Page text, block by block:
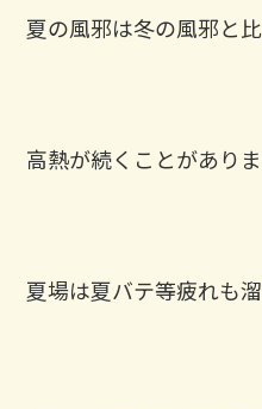
夏の風邪は冬の風邪と
高熱が続くことがありま
夏場は夏バテ等疲れも